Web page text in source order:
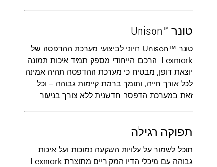
טונר Unison™‎
טונר Unison™‎ חיוני לביצועי מערכת ההדפסה של
Lexmark. הרכבו הייחודי מספק תמיד איכות תמונה
יוצאת דופן, מבטיח כי מערכת ההדפסה תהיה אמינה
לכל אורך חייה, ותומך ברמת קיימות גבוהה – וכל
זאת במערכת הדפסה חדשנית ללא צורך בניעור.
תפוקה רגילה
תוכל לשמור על עלויות השקעה נמוכות ועל איכות
גבוהה עם מיכלי הדיו המקוריים מתוצרת Lexmark.